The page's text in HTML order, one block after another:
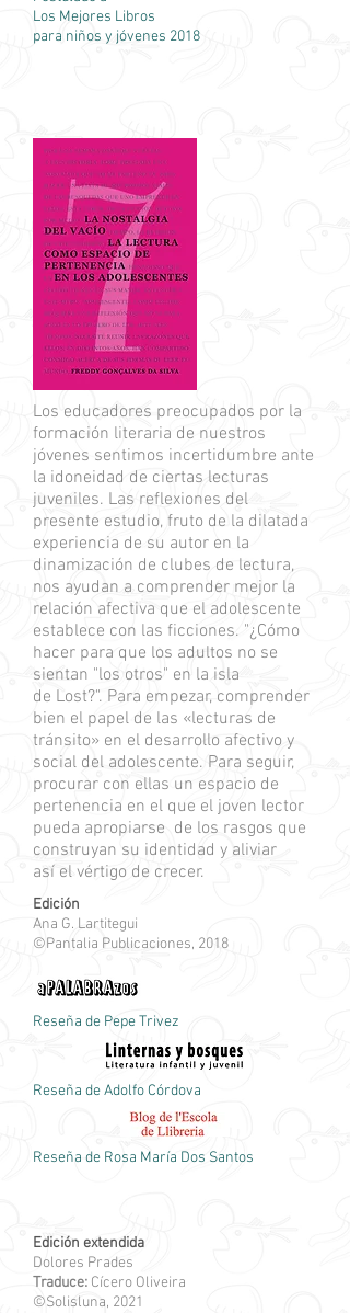
Los Mejores Libros
para niños y jóvenes 2018
Los educadores preocupados por la
formación literaria de nuestros
jóvenes sentimos incertidumbre ante
la idoneidad de ciertas lecturas
juveniles. Las reflexiones del
presente estudio, fruto de la dilatada
experiencia de su autor en la
dinamización de clubes de lectura,
nos ayudan a comprender mejor la
relación afectiva que el adolescente
establece con las ficciones. "¿Cómo
hacer para que los adultos no se
sientan "los otros" en la isla
de Lost?". Para empezar, comprender
bien el papel de las «lecturas de
tránsito» en el desarrollo afectivo y
social del adolescente. Para seguir,
procurar con ellas un espacio de
pertenencia en el que el joven lector
pueda apropiarse de los rasgos que
construyan su identidad y aliviar
así el vértigo de crecer.
Edición
Ana G. Lartitegui
©Pantalia Publicaciones, 2018
Reseña de Pepe Trivez
Reseña de Adolfo Córdova
Reseña de Rosa María Dos Santos
Edición extendida
Dolores Prades
Traduce: Cícero Oliveira
©Solisluna, 2021